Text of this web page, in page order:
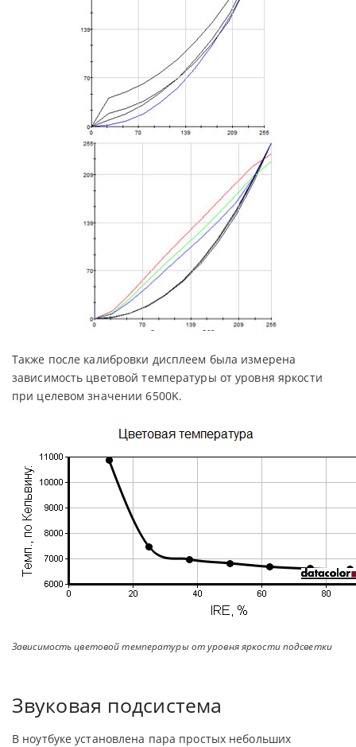
Также после калибровки дисплеем была измерена
зависимость цветовой температуры от уровня яркости
при целевом значении 6500K.
Зависимость цветовой температуры от уровня яркости подсветки
Звуковая подсистема
В ноутбуке установлена пара простых небольших